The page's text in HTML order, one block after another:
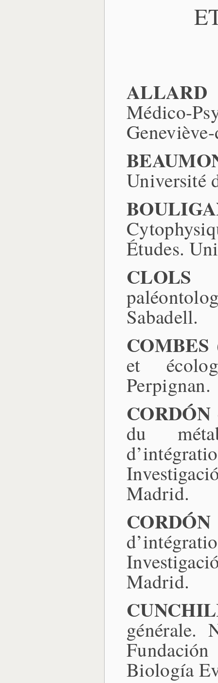
ALLARD
Médico-
Université
Études.
Sabadell.
COMBES
et
Perpignan.
du
Madrid.
Madrid.
générale.
Biología